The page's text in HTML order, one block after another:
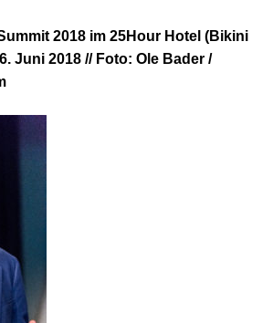
2018 im 25Hour Hotel (Bikini
Juni 2018 // Foto: Ole Bader /